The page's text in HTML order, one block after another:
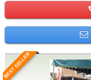
BEST SELLER